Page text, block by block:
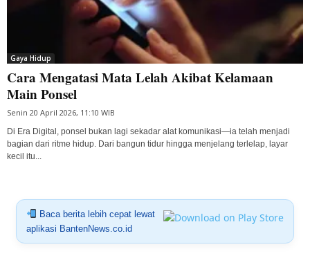
Gaya Hidup
Cara Mengatasi Mata Lelah Akibat Kelamaan
Main Ponsel
Senin 20 April 2026, 11:10 WIB
Di Era Digital, ponsel bukan lagi sekadar alat komunikasi—ia telah menjadi
bagian dari ritme hidup. Dari bangun tidur hingga menjelang terlelap, layar
kecil itu...
Baca berita lebih cepat lewat
aplikasi BantenNews.co.id